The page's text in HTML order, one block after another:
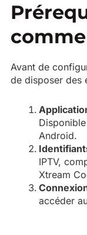
Avant de
de disposer des
Android.
IPTV,
Xtream
accéder